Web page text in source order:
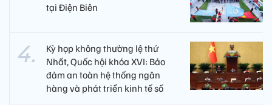
tại Điện Biên
Kỳ họp không thường lệ thứ
Nhất, Quốc hội khóa XVI: Bảo
đảm an toàn hệ thống ngân
hàng và phát triển kinh tế số